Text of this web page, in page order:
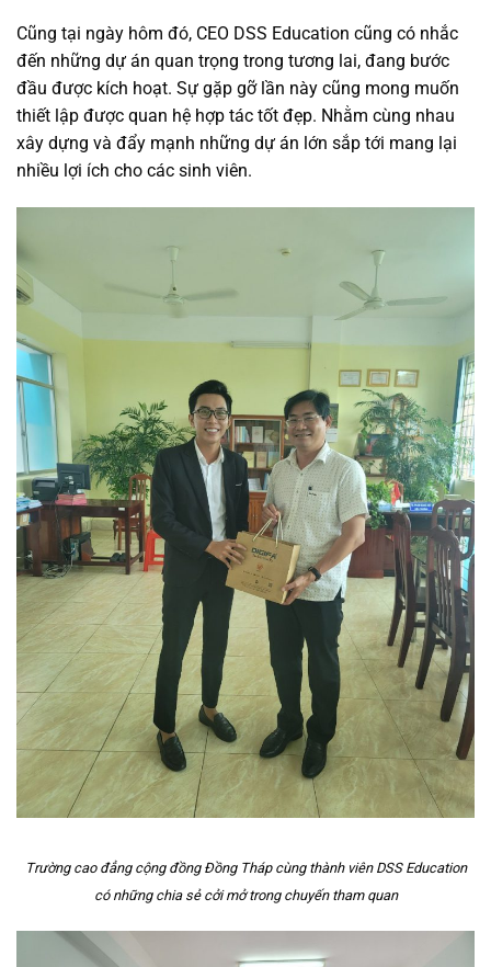
Cũng tại ngày hôm đó, CEO DSS Education cũng có nhắc
đến những dự án quan trọng trong tương lai, đang bước
đầu được kích hoạt. Sự gặp gỡ lần này cũng mong muốn
thiết lập được quan hệ hợp tác tốt đẹp. Nhằm cùng nhau
xây dựng và đẩy mạnh những dự án lớn sắp tới mang lại
nhiều lợi ích cho các sinh viên.
Trường cao đẳng cộng đồng Đồng Tháp cùng thành viên DSS Education
có những chia sẻ cởi mở trong chuyến tham quan